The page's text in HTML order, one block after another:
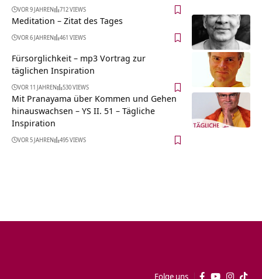
VOR 9 JAHREN 712 VIEWS
Meditation – Zitat des Tages
VOR 6 JAHREN 461 VIEWS
Fürsorglichkeit – mp3 Vortrag zur
täglichen Inspiration
VOR 11 JAHREN 530 VIEWS
Mit Pranayama über Kommen und Gehen
hinauswachsen – YS II. 51 – Tägliche
Inspiration
VOR 5 JAHREN 495 VIEWS
Folge uns